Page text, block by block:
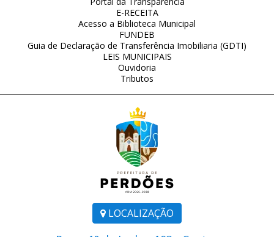
LOCALIZAÇÃO
E-RECEITA
Acesso a Biblioteca Municipal
FUNDEB
Guia de Declaração de Transferência Imobiliaria (GDTI)
LEIS MUNICIPAIS
Ouvidoria
Tributos